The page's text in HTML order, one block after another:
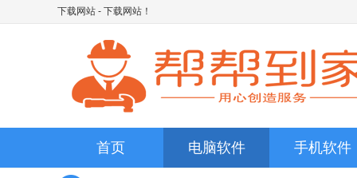
下载网站 - 下载网站！
首页 电脑软件 手机软件